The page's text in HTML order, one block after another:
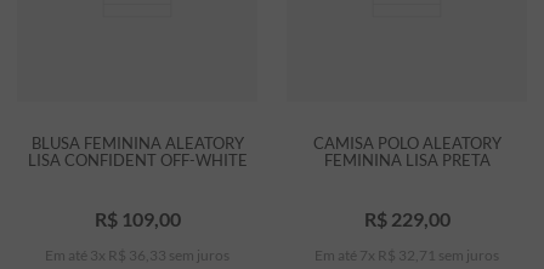
BLUSA FEMININA ALEATORY
LISA CONFIDENT OFF-WHITE
R$ 109, 00
Em até 3 x R$ 36 33 sem juros
CAMISA POLO ALEATORY
FEMININA LISA PRETA
R$ 229, 00
Em até 7 x R$ 32 71 sem juros